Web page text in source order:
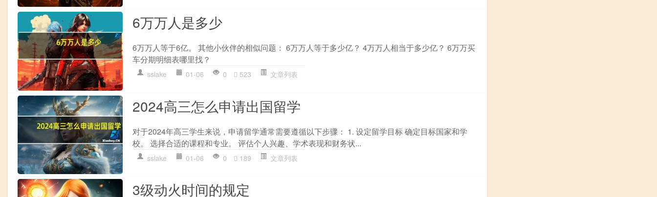
6万万人是多少
6万万人等于6亿。 其他小伙伴的相似问题： 6万万人等于多少亿？ 4万万人相当于多少亿？ 6万万买
车分期明细表哪里找？
sslake 01-06 0 523 文章列表
2024高三怎么申请出国留学
对于2024年高三学生来说，申请留学通常需要遵循以下步骤： 1. 设定留学目标 确定目标国家和学
校。 选择合适的课程和专业。 评估个人兴趣、学术表现和财务状...
sslake 01-06 0 189 文章列表
3级动火时间的规定